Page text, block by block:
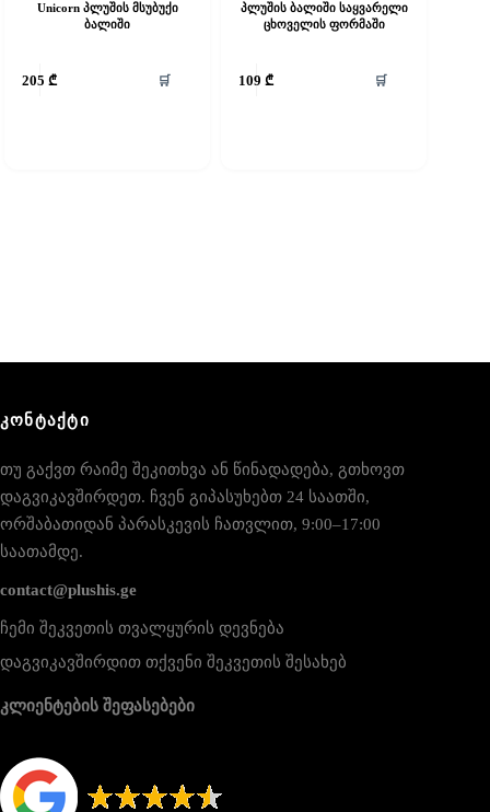
Unicorn პლუშის მსუბუქი
ბალიში
205₾ 🛒
პლუშის ბალიში საყვარელი
ცხოველის ფორმაში
109₾ 🛒
ᲙᲝᲜᲢᲐᲥᲢᲘ
თუ გაქვთ რაიმე შეკითხვა ან წინადადება, გთხოვთ
დაგვიკავშირდეთ. ჩვენ გიპასუხებთ 24 საათში,
ორშაბათიდან პარასკევის ჩათვლით, 9:00–17:00
საათამდე.
contact@plushis.ge
ჩემი შეკვეთის თვალყურის დევნება
დაგვიკავშირდით თქვენი შეკვეთის შესახებ
კლიენტების შეფასებები